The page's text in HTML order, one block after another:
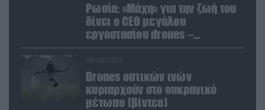
Ρωσία: «Μάχη» για την ζωή του
δίνει ο CEO μεγάλου
εργοστασίου drones –
Ανατίναξαν το αυτοκίνητό του!
Drones οπτικών ινών
κυριαρχούν στο ουκρανικό
μέτωπο (βίντεο)